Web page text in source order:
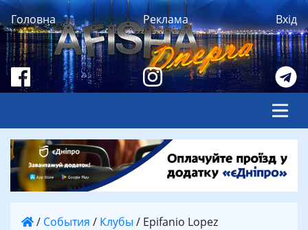
Головна Реклама Вхід
/ События / Клубы / Epifanio Lopez